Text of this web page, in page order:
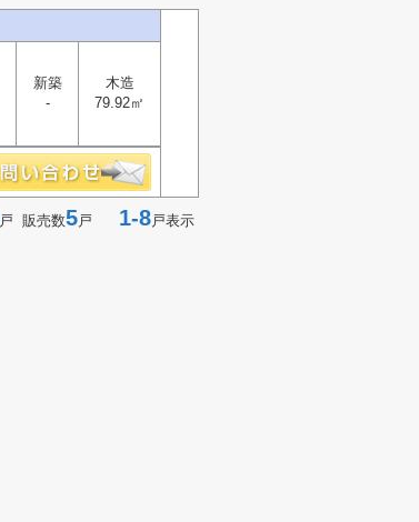
新築
-
木造
79.92㎡
戸 販売数5戸 1-8戸表示